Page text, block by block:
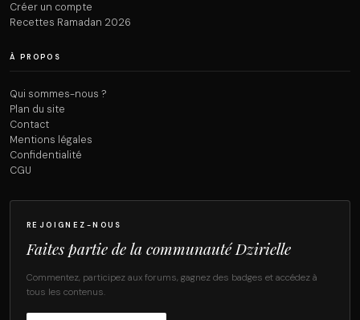
Créer un compte
Recettes Ramadan 2026
À PROPOS
Qui sommes-nous ?
Plan du site
Contact
Mentions légales
Confidentialité
CGU
REJOIGNEZ-NOUS
Faites partie de la communauté Dzirielle
Commentez, participez aux forums, gagnez des badges et accédez à
tous les contenus.